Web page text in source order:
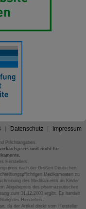
Datenschutz Impressum
Pflichtangaben.
und nicht für
Herstellers.
nach der Großen Deutschen
Medikamenten zu
des Medikaments an Kinder
Abgabepreis des pharmazeutischen
zum 31.12.2003 ergibt. Es handelt
des Herstellers.
da der Artikel direkt vom Hersteller